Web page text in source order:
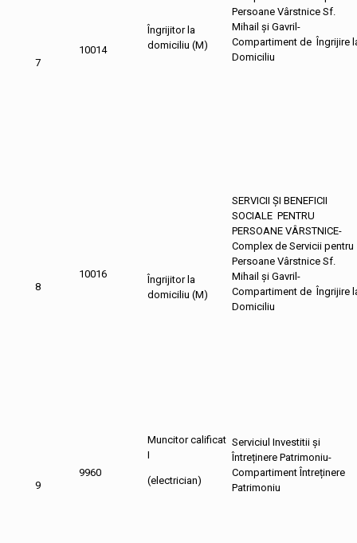
7
10014
Îngrijitor la
domiciliu (M)
Persoane Vârstnice Sf.
Mihail și Gavril-
Compartiment de Îngrijire
Domiciliu
8
10016
Îngrijitor la
domiciliu (M)
SERVICII ȘI BENEFICII
SOCIALE PENTRU
PERSOANE VÂRSTNICE-
Complex de Servicii pentru
Persoane Vârstnice Sf.
Mihail și Gavril-
Compartiment de Îngrijire
Domiciliu
9
9960
Muncitor calificat
I
(electrician)
Serviciul Investitii și
Întreținere Patrimoniu-
Compartiment Întreținere
Patrimoniu